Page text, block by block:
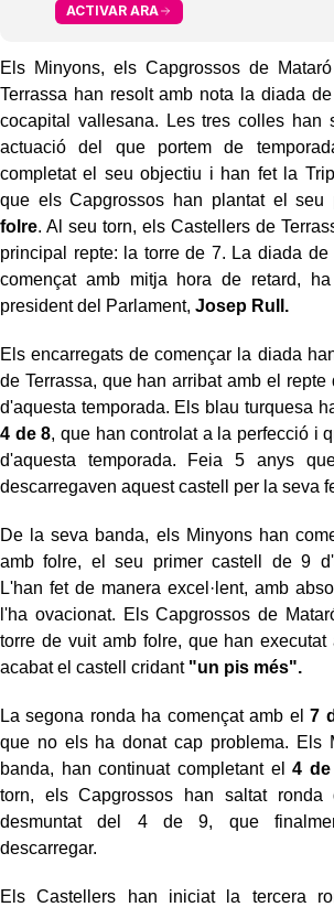
ACTIVAR ARA
Els Minyons, els Capgrossos de
Terrassa han resolt amb nota la diada
cocapital vallesana. Les tres colles han
actuació del que portem de
completat el seu objectiu i han fet la
que els Capgrossos han plantat el seu
folre. Al seu torn, els Castellers de
principal repte: la torre de 7. La diada de
començat amb mitja hora de retard,
president del Parlament, Josep Rull.
Els encarregats de començar la diada
de Terrassa, que han arribat amb el
d'aquesta temporada. Els blau turquesa
4 de 8, que han controlat a la perfecció i
d'aquesta temporada. Feia 5 anys
descarregaven aquest castell per la seva
De la seva banda, els Minyons han
amb folre, el seu primer castell de 9
L'han fet de manera excel·lent, amb
l'ha ovacionat. Els Capgrossos de
torre de vuit amb folre, que han
acabat el castell cridant "un pis més".
La segona ronda ha començat amb el7
que no els ha donat cap problema. Els
banda, han continuat completant el4 de
torn, els Capgrossos han saltat ronda
desmuntat del 4 de 9, que
descarregar.
Els Castellers han iniciat la tercera